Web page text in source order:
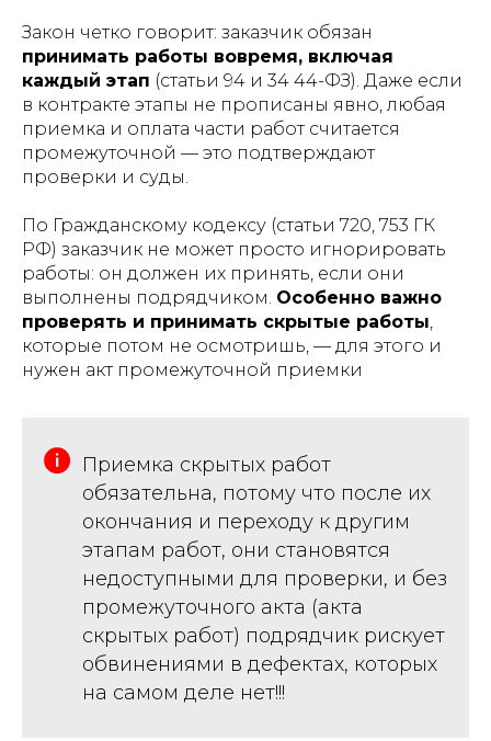
Закон четко говорит: заказчик обязан
принимать работы вовремя, включая
каждый этап (статьи 94 и 34 44-ФЗ). Даже если
в контракте этапы не прописаны явно, любая
приемка и оплата части работ считается
промежуточной — это подтверждают
проверки и суды.​
По Гражданскому кодексу (статьи 720, 753 ГК
РФ) заказчик не может просто игнорировать
работы: он должен их принять, если они
выполнены подрядчиком. Особенно важно
проверять и принимать скрытые работы,
которые потом не осмотришь, — для этого и
нужен акт промежуточной приемки
Приемка скрытых работ
обязательна, потому что после их
окончания и переходу к другим
этапам работ, они становятся
недоступными для проверки, и без
промежуточного акта (акта
скрытых работ) подрядчик рискует
обвинениями в дефектах, которых
на самом деле нет!!!